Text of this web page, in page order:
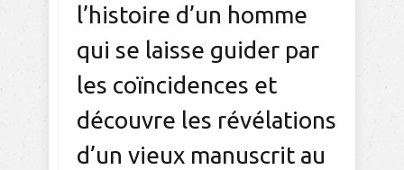
l’histoire d’un homme
qui se laisse guider par
les coïncidences et
découvre les révélations
d’un vieux manuscrit au